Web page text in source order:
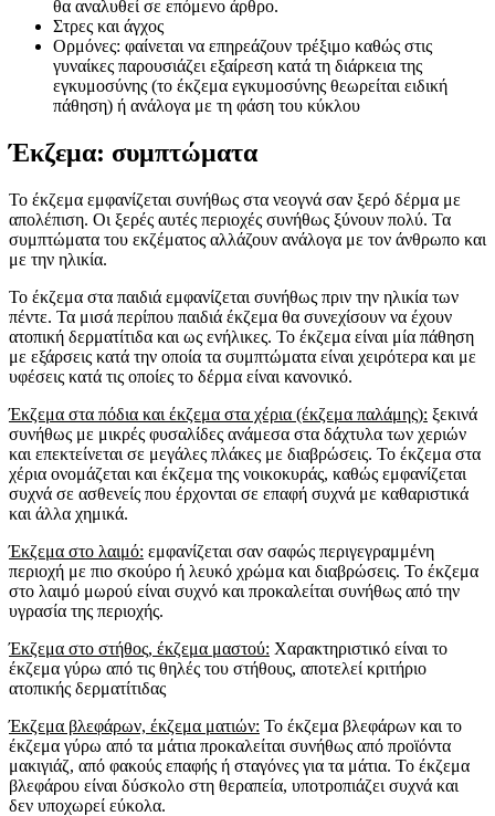
θα αναλυθεί σε επόμενο άρθρο.
Στρες και άγχος
Ορμόνες: φαίνεται να επηρεάζουν τρέξιμο καθώς στις
γυναίκες παρουσιάζει εξαίρεση κατά τη διάρκεια της
εγκυμοσύνης (το έκζεμα εγκυμοσύνης θεωρείται ειδική
πάθηση) ή ανάλογα με τη φάση του κύκλου
Έκζεμα: συμπτώματα
Το έκζεμα εμφανίζεται συνήθως στα νεογνά σαν ξερό δέρμα με
απολέπιση. Οι ξερές αυτές περιοχές συνήθως ξύνουν πολύ. Τα
συμπτώματα του εκζέματος αλλάζουν ανάλογα με τον άνθρωπο και
με την ηλικία.
Το έκζεμα στα παιδιά εμφανίζεται συνήθως πριν την ηλικία των
πέντε. Τα μισά περίπου παιδιά έκζεμα θα συνεχίσουν να έχουν
ατοπική δερματίτιδα και ως ενήλικες. Το έκζεμα είναι μία πάθηση
με εξάρσεις κατά την οποία τα συμπτώματα είναι χειρότερα και με
υφέσεις κατά τις οποίες το δέρμα είναι κανονικό.
Έκζεμα στα πόδια και έκζεμα στα χέρια (έκζεμα παλάμης): ξεκινά
συνήθως με μικρές φυσαλίδες ανάμεσα στα δάχτυλα των χεριών
και επεκτείνεται σε μεγάλες πλάκες με διαβρώσεις. Το έκζεμα στα
χέρια ονομάζεται και έκζεμα της νοικοκυράς, καθώς εμφανίζεται
συχνά σε ασθενείς που έρχονται σε επαφή συχνά με καθαριστικά
και άλλα χημικά.
Έκζεμα στο λαιμό: εμφανίζεται σαν σαφώς περιγεγραμμένη
περιοχή με πιο σκούρο ή λευκό χρώμα και διαβρώσεις. Το έκζεμα
στο λαιμό μωρού είναι συχνό και προκαλείται συνήθως από την
υγρασία της περιοχής.
Έκζεμα στο στήθος, έκζεμα μαστού: Χαρακτηριστικό είναι το
έκζεμα γύρω από τις θηλές του στήθους, αποτελεί κριτήριο
ατοπικής δερματίτιδας
Έκζεμα βλεφάρων, έκζεμα ματιών: Το έκζεμα βλεφάρων και το
έκζεμα γύρω από τα μάτια προκαλείται συνήθως από προϊόντα
μακιγιάζ, από φακούς επαφής ή σταγόνες για τα μάτια. Το έκζεμα
βλεφάρου είναι δύσκολο στη θεραπεία, υποτροπιάζει συχνά και
δεν υποχωρεί εύκολα.